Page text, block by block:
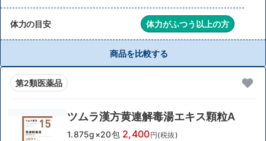
体力の目安 体力がふつう以上の方
商品を比較する
第2類医薬品
ツムラ漢方黄連解毒湯エキス顆粒A
1.875g×20包 2,400円(税抜)